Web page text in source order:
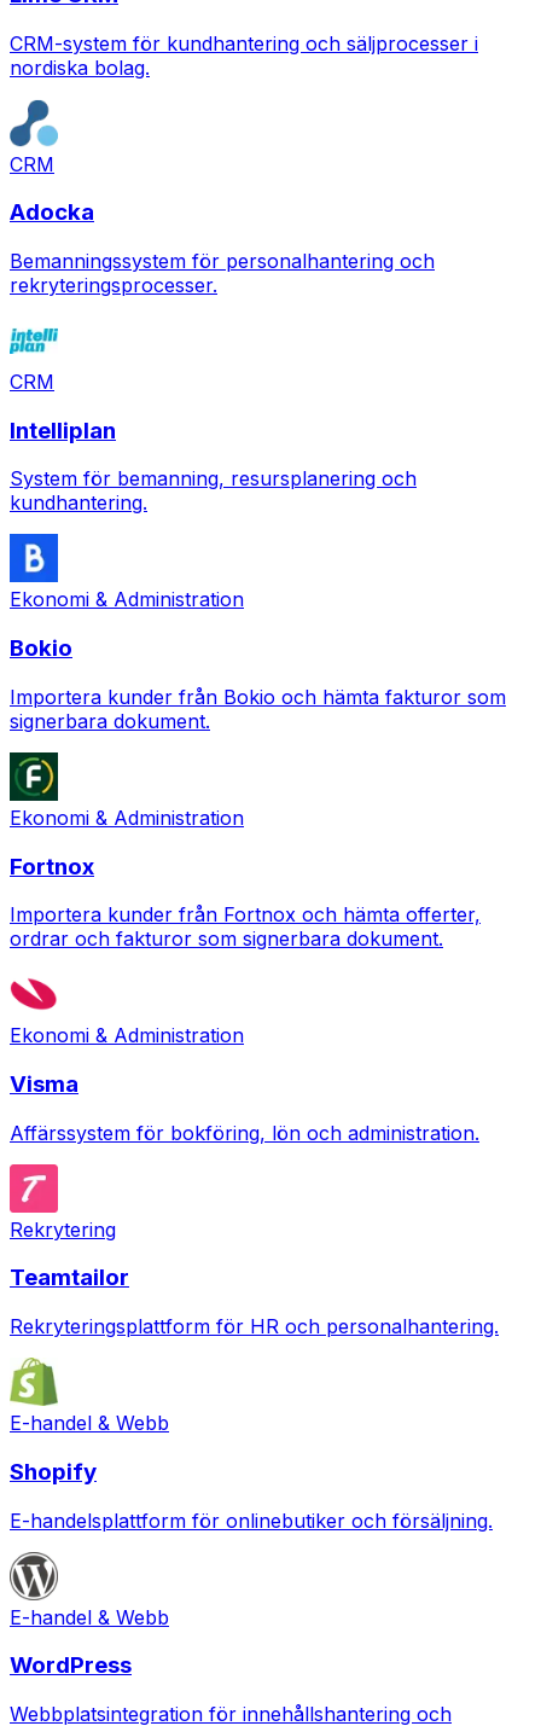
CRM-system för kundhantering och säljprocesser i
nordiska bolag.
CRM
Adocka
Bemanningssystem för personalhantering och
rekryteringsprocesser.
CRM
Intelliplan
System för bemanning, resursplanering och
kundhantering.
Ekonomi & Administration
Bokio
Importera kunder från Bokio och hämta fakturor som
signerbara dokument.
Ekonomi & Administration
Fortnox
Importera kunder från Fortnox och hämta offerter,
ordrar och fakturor som signerbara dokument.
Ekonomi & Administration
Visma
Affärssystem för bokföring, lön och administration.
Rekrytering
Teamtailor
Rekryteringsplattform för HR och personalhantering.
E-handel & Webb
Shopify
E-handelsplattform för onlinebutiker och försäljning.
E-handel & Webb
WordPress
Webbplatsintegration för innehållshantering och